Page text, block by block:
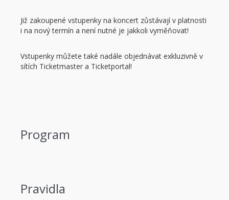
Již zakoupené vstupenky na koncert zůstávají v platnosti
i na nový termín a není nutné je jakkoli vyměňovat!
Vstupenky můžete také nadále objednávat exkluzivně v
sítích Ticketmaster a Ticketportal!
Program
Pravidla